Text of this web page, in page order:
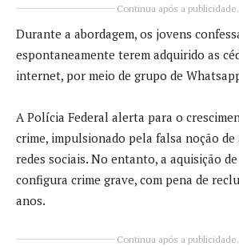
Continua após a
Durante a abordagem, os jovens
espontaneamente terem adquirido as
internet, por meio de grupo de
A Polícia Federal alerta para o
crime, impulsionado pela falsa noção de
redes sociais. No entanto, a aquisição
configura crime grave, com pena de
anos.
Continua após a